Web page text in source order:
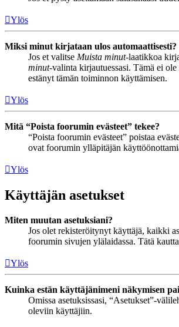
Ylös
Miksi minut kirjataan ulos automaattisesti?
Jos et valitse Muista minut-laatikkoa
minut-valinta kirjautuessasi. Tämä ei
estänyt tämän toiminnon käyttämisen.
Ylös
Mitä “Poista foorumin evästeet” tekee?
“Poista foorumin evästeet” poistaa
ovat foorumin ylläpitäjän
Ylös
Käyttäjän asetukset
Miten muutan asetuksiani?
Jos olet rekisteröitynyt käyttäjä, kaikki
foorumin sivujen ylälaidassa. Tätä
Ylös
Kuinka estän käyttäjänimeni näkymisen
Omissa asetuksissasi, “Asetukset”-
oleviin käyttäjiin.